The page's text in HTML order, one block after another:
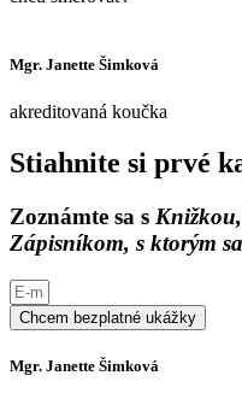
Mgr. Janette Šimková
akreditovaná koučka
Stiahnite si prvé
Zoznámte sa s
Zápisníkom, s ktorým
Chcem bezplatné ukážky
Mgr. Janette Šimková